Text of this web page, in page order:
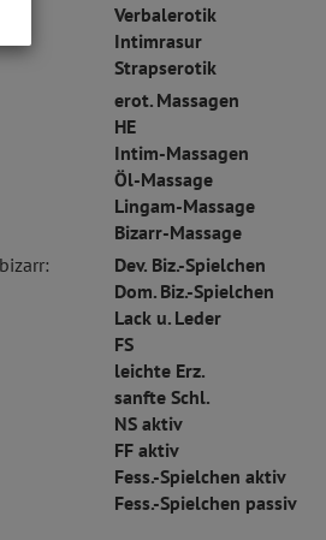
Verbalerotik
Intimrasur
Strapserotik
erot. Massagen
HE
Intim-Massagen
Öl-Massage
Lingam-Massage
Bizarr-Massage
Dev. Biz.-Spielchen
Dom. Biz.-Spielchen
Lack u. Leder
FS
leichte Erz.
sanfte Schl.
NS aktiv
FF aktiv
Fess.-Spielchen aktiv
Fess.-Spielchen passiv